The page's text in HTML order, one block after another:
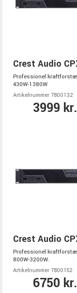
Crest Audio
Professionel
430W-1380W
Artikelnummer 7800132
3999 kr.
Crest Audio
Professionel
800W-3200W.
Artikelnummer 7800152
6750 kr.